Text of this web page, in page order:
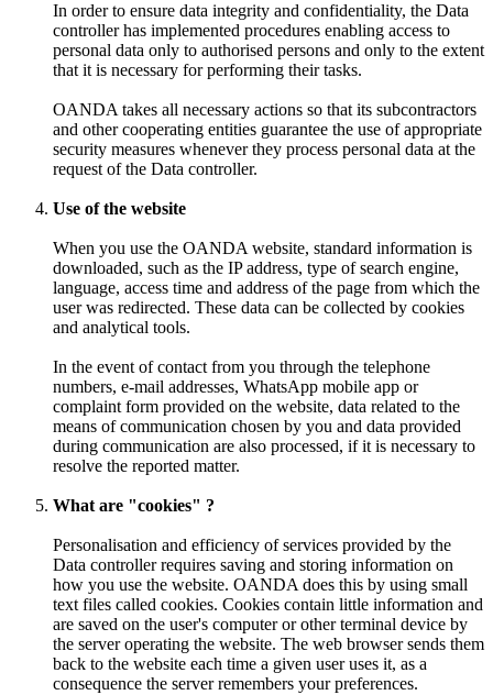
In order to ensure data integrity and confidentiality, the Data
controller has implemented procedures enabling access to
personal data only to authorised persons and only to the extent
that it is necessary for performing their tasks.
OANDA takes all necessary actions so that its subcontractors
and other cooperating entities guarantee the use of appropriate
security measures whenever they process personal data at the
request of the Data controller.
Use of the website
When you use the OANDA website, standard information is
downloaded, such as the IP address, type of search engine,
language, access time and address of the page from which the
user was redirected. These data can be collected by cookies
and analytical tools.
In the event of contact from you through the telephone
numbers, e-mail addresses, WhatsApp mobile app or
complaint form provided on the website, data related to the
means of communication chosen by you and data provided
during communication are also processed, if it is necessary to
resolve the reported matter.
What are "cookies" ?
Personalisation and efficiency of services provided by the
Data controller requires saving and storing information on
how you use the website. OANDA does this by using small
text files called cookies. Cookies contain little information and
are saved on the user's computer or other terminal device by
the server operating the website. The web browser sends them
back to the website each time a given user uses it, as a
consequence the server remembers your preferences.